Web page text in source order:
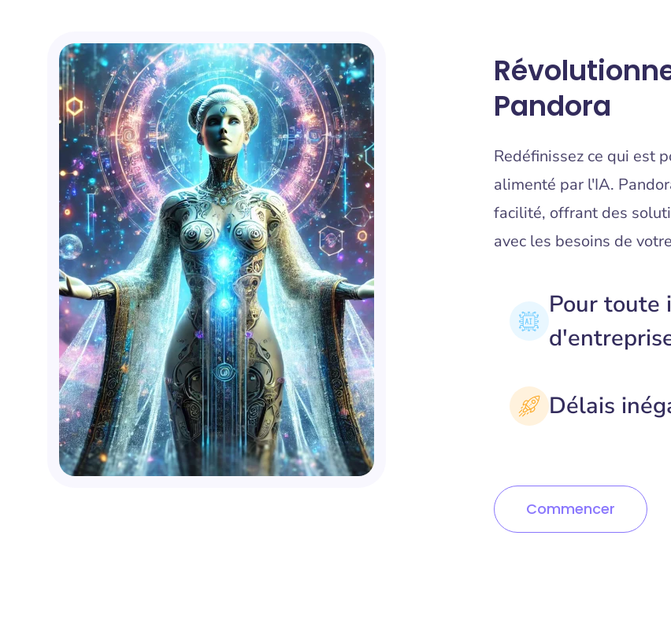
Pandora
Redéfinissez ce qui est
alimenté par l'IA.
facilité, offrant des
avec les besoins de
Pour toute
Délais
Commencer